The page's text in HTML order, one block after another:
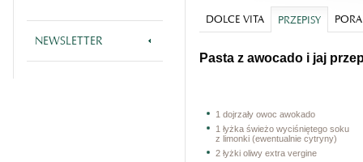
NEWSLETTER
DOLCE VITA PRZEPISY
Pasta z awocado i jaj
1 dojrzały owoc awokado
1 łyżka świeżo wyciśniętego soku
z limonki (ewentualnie cytryny)
2 łyżki oliwy extra vergine